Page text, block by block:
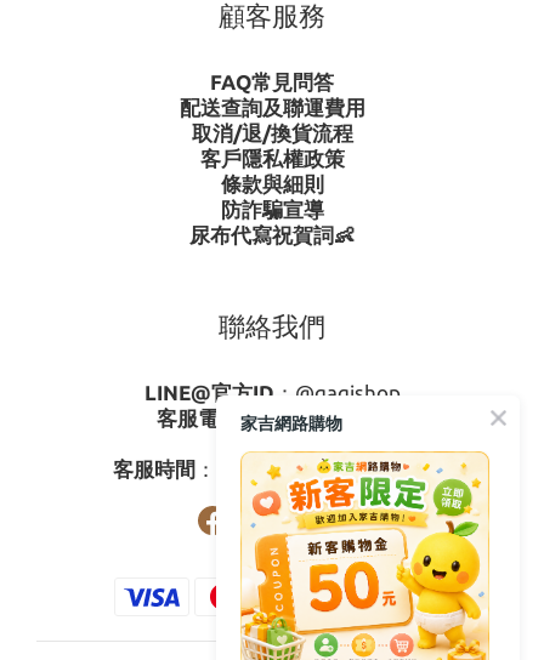
顧客服務
FAQ常見問答
配送查詢及聯運費用
取消/退/換貨流程
客戶隱私權政策
條款與細則
防詐騙宣導
尿布代寫祝賀詞👶
聯絡我們
LINE@官方ID ： @gagishop
客服電話 ：0800-273795
客服時間 ：週一至週五08:30-17:30
家吉網路購物